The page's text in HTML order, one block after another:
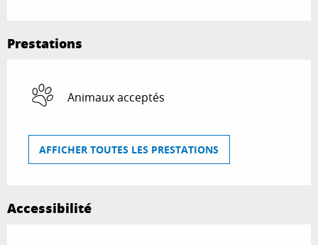
Prestations
Animaux acceptés
AFFICHER TOUTES LES PRESTATIONS
Accessibilité